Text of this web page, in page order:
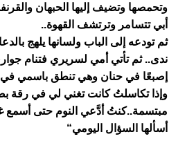
وتحمصها وتضيف إليها الحبهان
أبي تتسامر وترتشف القهوة..
ثم تودعه إلى الباب ولسانها يلهج
ندى.. ثم تأتي أمي لسريري فتنام
إصبعًا في حنان وهي تنطق باسمي
وإذا تكاسلتُ كانت تغني لي في
مبتسمة..كنتُ أدَّعي النوم حتى أسمع
أسألها السؤال اليومي“